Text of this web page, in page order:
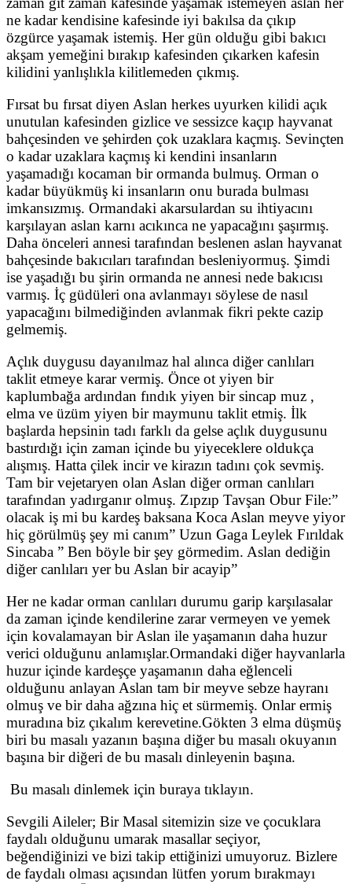
ne kadar kendisine kafesinde iyi bakılsa da çıkıp
özgürce yaşamak istemiş. Her gün olduğu gibi bakıcı
akşam yemeğini bırakıp kafesinden çıkarken kafesin
kilidini yanlışlıkla kilitlemeden çıkmış.
Fırsat bu fırsat diyen Aslan herkes uyurken kilidi açık
unutulan kafesinden gizlice ve sessizce kaçıp hayvanat
bahçesinden ve şehirden çok uzaklara kaçmış. Sevinçten
o kadar uzaklara kaçmış ki kendini insanların
yaşamadığı kocaman bir ormanda bulmuş. Orman o
kadar büyükmüş ki insanların onu burada bulması
imkansızmış. Ormandaki akarsulardan su ihtiyacını
karşılayan aslan karnı acıkınca ne yapacağını şaşırmış.
Daha önceleri annesi tarafından beslenen aslan hayvanat
bahçesinde bakıcıları tarafından besleniyormuş. Şimdi
ise yaşadığı bu şirin ormanda ne annesi nede bakıcısı
varmış. İç güdüleri ona avlanmayı söylese de nasıl
yapacağını bilmediğinden avlanmak fikri pekte cazip
gelmemiş.
Açlık duygusu dayanılmaz hal alınca diğer canlıları
taklit etmeye karar vermiş. Önce ot yiyen bir
kaplumbağa ardından fındık yiyen bir sincap muz ,
elma ve üzüm yiyen bir maymunu taklit etmiş. İlk
başlarda hepsinin tadı farklı da gelse açlık duygusunu
bastırdığı için zaman içinde bu yiyeceklere oldukça
alışmış. Hatta çilek incir ve kirazın tadını çok sevmiş.
Tam bir vejetaryen olan Aslan diğer orman canlıları
tarafından yadırganır olmuş. Zıpzıp Tavşan Obur File:”
olacak iş mi bu kardeş baksana Koca Aslan meyve yiyor
hiç görülmüş şey mi canım” Uzun Gaga Leylek Fırıldak
Sincaba ” Ben böyle bir şey görmedim. Aslan dediğin
diğer canlıları yer bu Aslan bir acayip”
Her ne kadar orman canlıları durumu garip karşılasalar
da zaman içinde kendilerine zarar vermeyen ve yemek
için kovalamayan bir Aslan ile yaşamanın daha huzur
verici olduğunu anlamışlar.Ormandaki diğer hayvanlarla
huzur içinde kardeşçe yaşamanın daha eğlenceli
olduğunu anlayan Aslan tam bir meyve sebze hayranı
olmuş ve bir daha ağzına hiç et sürmemiş. Onlar ermiş
muradına biz çıkalım kerevetine.Gökten 3 elma düşmüş
biri bu masalı yazanın başına diğer bu masalı okuyanın
başına bir diğeri de bu masalı dinleyenin başına.
Bu masalı dinlemek için buraya tıklayın.
Sevgili Aileler; Bir Masal sitemizin size ve çocuklara
faydalı olduğunu umarak masallar seçiyor,
beğendiğinizi ve bizi takip ettiğinizi umuyoruz. Bizlere
de faydalı olması açısından lütfen yorum bırakmayı